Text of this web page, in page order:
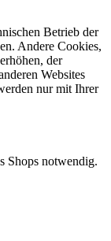
Betrieb der
Andere Cookies,
der
Websites
nur mit Ihrer
Shops notwendig.